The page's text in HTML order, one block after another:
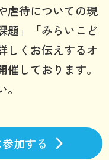
虐待についての現
題」「みらいこど
しくお伝えするオ
しております。
加する